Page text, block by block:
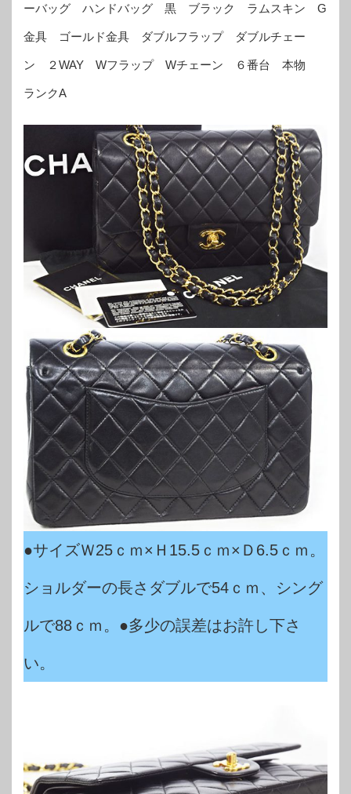
ーバッグ ハンドバッグ 黒 ブラック ラムスキン G
金具 ゴールド金具 ダブルフラップ ダブルチェー
ン ２WAY Wフラップ Wチェーン ６番台 本物
ランクA
●サイズＷ25ｃｍ×Ｈ15.5ｃｍ×Ｄ6.5ｃｍ。
ショルダーの長さダブルで54ｃｍ、シング
ルで88ｃｍ。●多少の誤差はお許し下さ
い。